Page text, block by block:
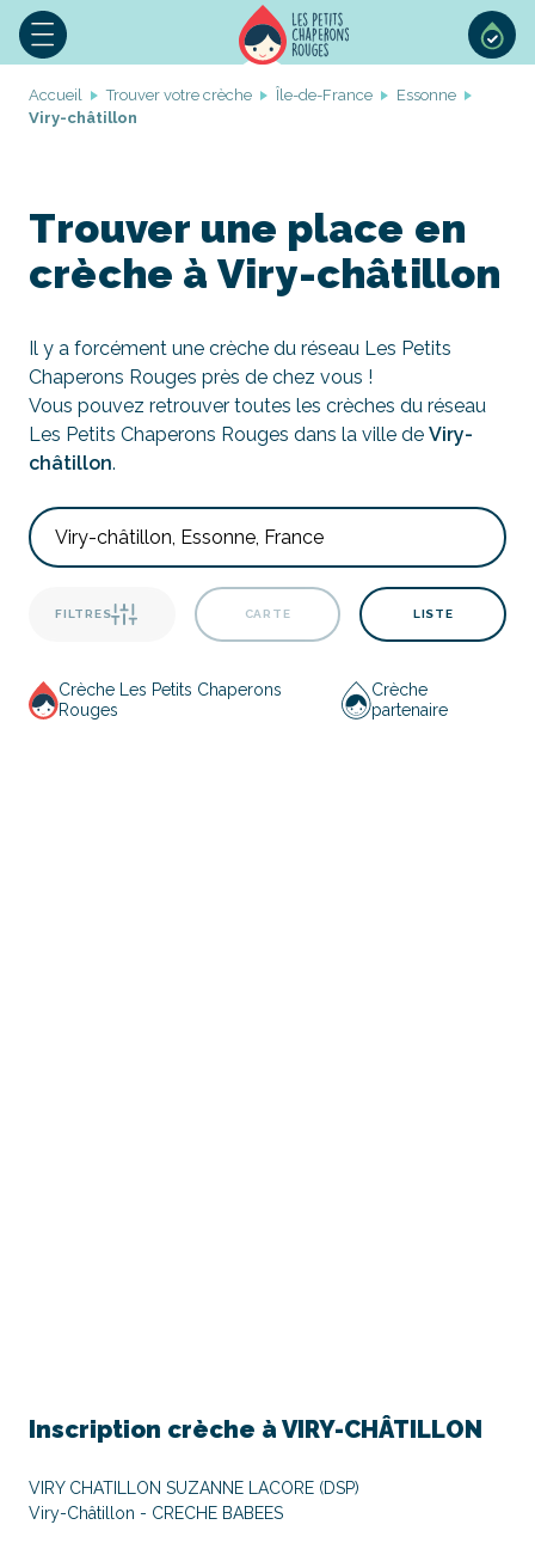
Accueil Trouver votre crèche Île-de-France
Essonne
Viry-châtillon
Trouver une place en
crèche à Viry-châtillon
Il y a forcément une crèche du réseau Les Petits
Chaperons Rouges près de chez vous !
Vous pouvez retrouver toutes les crèches du réseau
Les Petits Chaperons Rouges dans la ville de Viry-
châtillon.
FILTRES CARTE LISTE
Crèche Les Petits Chaperons
Rouges
Crèche
partenaire
Inscription crèche à VIRY-CHÂTILLON
VIRY CHATILLON SUZANNE LACORE (DSP)
Viry-Châtillon - CRECHE BABEES